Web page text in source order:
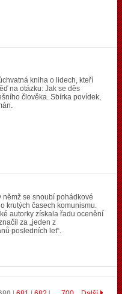
kniha o lidech, kteří
na otázku: Jak se děs
člověka. Sbírka povídek,
němž se snoubí pohádkové
krutých časech komunismu.
autorky získala řadu ocenění
za „jeden z
posledních let“.